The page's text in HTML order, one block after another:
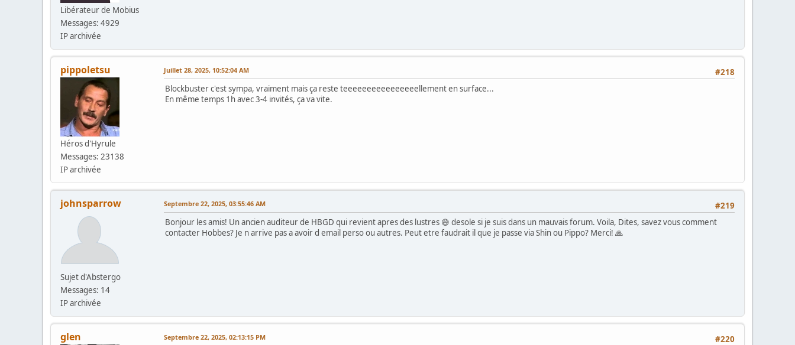
Libérateur de Mobius
Messages: 4929
IP archivée
pippoletsu
Héros d'Hyrule
Messages: 23138
IP archivée
#218
Juillet 28, 2025, 10:52:04 AM
Blockbuster c'est sympa, vraiment mais ça reste teeeeeeeeeeeeeeeellement en surface...
En même temps 1h avec 3-4 invités, ça va vite.
johnsparrow
Sujet d'Abstergo
Messages: 14
IP archivée
#219
Septembre 22, 2025, 03:55:46 AM
Bonjour les amis! Un ancien auditeur de HBGD qui revient apres des lustres 😅 desole si je suis dans un mauvais forum. Voila, Dites, savez vous comment
contacter Hobbes? Je n arrive pas a avoir d email perso ou autres. Peut etre faudrait il que je passe via Shin ou Pippo? Merci! 🙏
glen #220
Septembre 22, 2025, 02:13:15 PM